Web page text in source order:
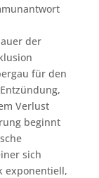
der
für den
Verlust
beginnt
sich
exponentiell,